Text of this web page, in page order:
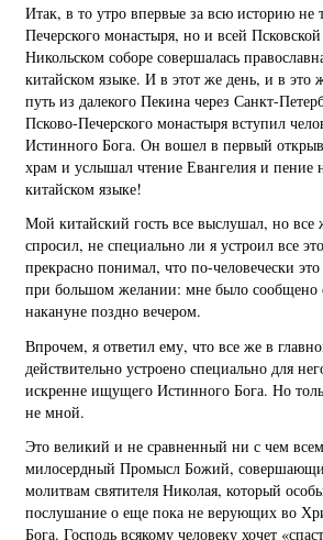
Итак, в то утро впервые за всю историю не
Печерского монастыря, но и всей
Никольском соборе совершалась
китайском языке. И в этот же день, и в это
путь из далекого Пекина через Санкт-
Псково-Печерского монастыря вступил
Истинного Бога. Он вошел в первый
храм и услышал чтение Евангелия и пение
китайском языке!
Мой китайский гость все выслушал, но все
спросил, не специально ли я устроил все
прекрасно понимал, что по-человечески
при большом желании: мне было сообщено
накануне поздно вечером.
Впрочем, я ответил ему, что все же в
действительно устроено специально для
искренне ищущего Истинного Бога. Но
не мной.
Это великий и не сравненный ни с чем
милосердный Промысл Божий,
молитвам святителя Николая, который
послушание о еще пока не верующих во
Бога. Господь всякому человеку хочет